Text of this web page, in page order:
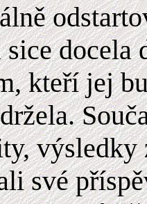
docela
kteří jej
výsledky
své